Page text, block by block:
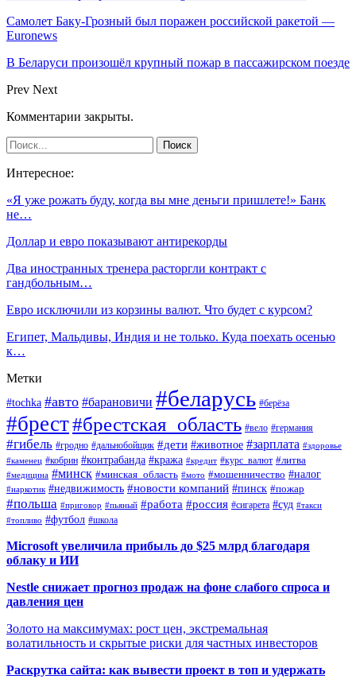
Самолет Баку-Грозный был поражен российской ракетой —
Euronews
В Беларуси произошёл крупный пожар в пассажирском поезде
Prev Next
Комментарии закрыты.
Интересное:
«Я уже рожать буду, когда вы мне деньги пришлете!» Банк
не…
Доллар и евро показывают антирекорды
Два иностранных тренера расторгли контракт с
гандбольным…
Евро исключили из корзины валют. Что будет с курсом?
Египет, Мальдивы, Индия и не только. Куда поехать осенью
к…
Метки
#tochka #авто #барановичи #беларусь #берёза
#брест#брестская_область #вело #германия
#гибель #гродно #дальнобойщик #дети #животное #зарплата #здоровье
#каменец #кобрин #контрабанда #кража #кредит #курс_валют #литва
#медицина #минск #минская_область #мото #мошенничество #налог
#наркотик #недвижимость #новости компаний #пинск #пожар
#польша #приговор #пьяный #работа #россия #сигарета #суд #такси
#топливо #футбол #школа
Microsoft увеличила прибыль до $25 млрд благодаря
облаку и ИИ
Nestle снижает прогноз продаж на фоне слабого спроса и
давления цен
Золото на максимумах: рост цен, экстремальная
волатильность и скрытые риски для частных инвесторов
Раскрутка сайта: как вывести проект в топ и удержать